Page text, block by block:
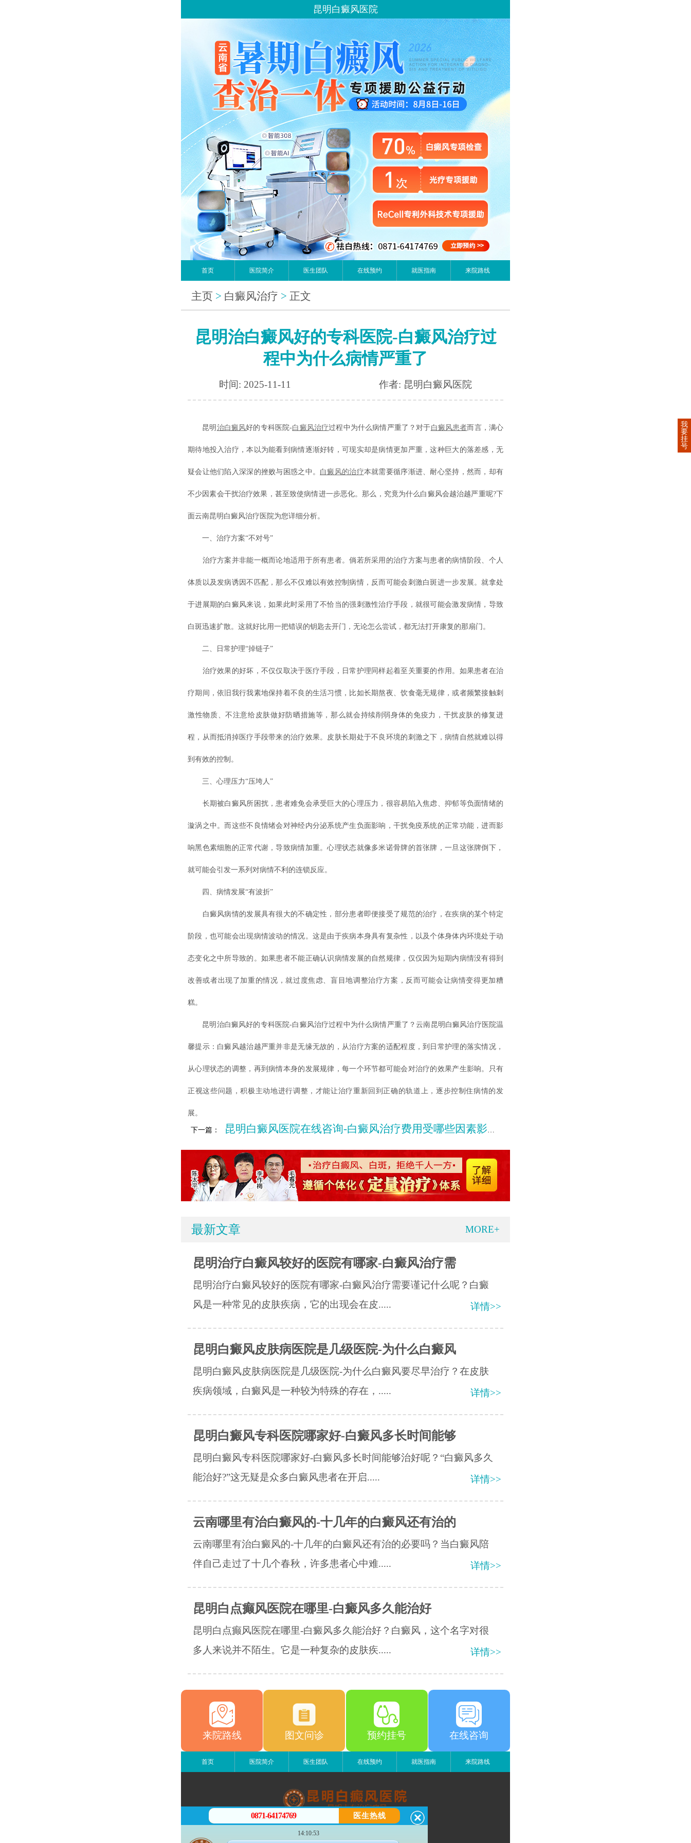
昆明白癜风医院
首页 医院简介 医生团队 在线预约 就医指南 来院路线
主页 > 白癜风治疗 > 正文
昆明治白癜风好的专科医院-白癜风治疗过
程中为什么病情严重了
时间: 2025-11-11 作者: 昆明白癜风医院
昆明 治白癜风好的专科医院-白癜风治疗过程中为什么病情严重了？对于白癜风患者而言，满心
期待地投入治疗，本以为能看到病情逐渐好转，可现实却是病情更加严重，这种巨大的落差感，无
疑会让他们陷入深深的挫败与困惑之中。 白癜风的治疗本就需要循序渐进、耐心坚持，然而，却有
不少因素会干扰治疗效果，甚至致使病情进一步恶化。那么，究竟为什么白癜风会越治越严重呢?下
面云南昆明白癜风治疗医院为您详细分析。
一、治疗方案“不对号”
治疗方案并非能一概而论地适用于所有患者。倘若所采用的治疗方案与患者的病情阶段、个人
体质以及发病诱因不匹配，那么不仅难以有效控制病情，反而可能会刺激白斑进一步发展。就拿处
于进展期的白癜风来说，如果此时采用了不恰当的强刺激性治疗手段，就很可能会激发病情，导致
白斑迅速扩散。这就好比用一把错误的钥匙去开门，无论怎么尝试，都无法打开康复的那扇门。
二、日常护理“掉链子”
治疗效果的好坏，不仅仅取决于医疗手段，日常护理同样起着至关重要的作用。如果患者在治
疗期间，依旧我行我素地保持着不良的生活习惯，比如长期熬夜、饮食毫无规律，或者频繁接触刺
激性物质、不注意给皮肤做好防晒措施等，那么就会持续削弱身体的免疫力，干扰皮肤的修复进
程，从而抵消掉医疗手段带来的治疗效果。皮肤长期处于不良环境的刺激之下，病情自然就难以得
到有效的控制。
三、心理压力“压垮人”
长期被白癜风所困扰，患者难免会承受巨大的心理压力，很容易陷入焦虑、抑郁等负面情绪的
漩涡之中。而这些不良情绪会对神经内分泌系统产生负面影响，干扰免疫系统的正常功能，进而影
响黑色素细胞的正常代谢，导致病情加重。心理状态就像多米诺骨牌的首张牌，一旦这张牌倒下，
就可能会引发一系列对病情不利的连锁反应。
四、病情发展“有波折”
白癜风病情的发展具有很大的不确定性，部分患者即便接受了规范的治疗，在疾病的某个特定
阶段，也可能会出现病情波动的情况。这是由于疾病本身具有复杂性，以及个体身体内环境处于动
态变化之中所导致的。如果患者不能正确认识病情发展的自然规律，仅仅因为短期内病情没有得到
改善或者出现了加重的情况，就过度焦虑、盲目地调整治疗方案，反而可能会让病情变得更加糟
糕。
昆明治白癜风好的专科医院-白癜风治疗过程中为什么病情严重了？云南昆明白癜风治疗医院温
馨提示：白癜风越治越严重并非是无缘无故的，从治疗方案的适配程度，到日常护理的落实情况，
从心理状态的调整，再到病情本身的发展规律，每一个环节都可能会对治疗的效果产生影响。只有
正视这些问题，积极主动地进行调整，才能让治疗重新回到正确的轨道上，逐步控制住病情的发
展。
下一篇： 昆明白癜风医院在线咨询-白癜风治疗费用受哪些因素影响呢
最新文章 MORE+
昆明治疗白癜风较好的医院有哪家-白癜风治疗需
昆明治疗白癜风较好的医院有哪家-白癜风治疗需要谨记什么呢？白癜
风是一种常见的皮肤疾病，它的出现会在皮.....
详情>>
昆明白癜风皮肤病医院是几级医院-为什么白癜风
昆明白癜风皮肤病医院是几级医院-为什么白癜风要尽早治疗？在皮肤
疾病领域，白癜风是一种较为特殊的存在，.....
详情>>
昆明白癜风专科医院哪家好-白癜风多长时间能够
昆明白癜风专科医院哪家好-白癜风多长时间能够治好呢？“白癜风多久
能治好?”这无疑是众多白癜风患者在开启.....
详情>>
云南哪里有治白癜风的-十几年的白癜风还有治的
云南哪里有治白癜风的-十几年的白癜风还有治的必要吗？当白癜风陪
伴自己走过了十几个春秋，许多患者心中难.....
详情>>
昆明白点癫风医院在哪里-白癜风多久能治好
昆明白点癫风医院在哪里-白癜风多久能治好？白癜风，这个名字对很
多人来说并不陌生。它是一种复杂的皮肤疾.....
详情>>
来院路线 图文问诊 预约挂号 在线咨询
首页 医院简介 医生团队 在线预约 就医指南 来院路线
昆明白癜风医院
昆明市五华区护国路2号
0871-64174769 医生热线
14:10:53
我
要
挂
号